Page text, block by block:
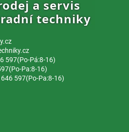
597(Po-Pá:8-16)
Pa:8-16)
597(Po-Pa:8-16)